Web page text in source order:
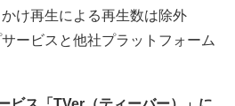
け再生による再生数は除外
ービスと他社プラットフォーム
ビス「TVer（ティーバー）」に